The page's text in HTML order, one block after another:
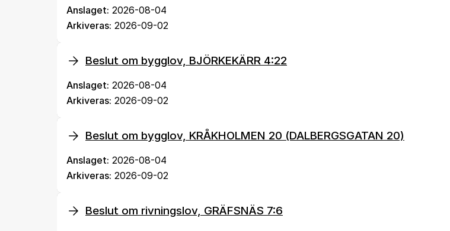
Anslaget: 2026-08-04
Arkiveras: 2026-09-02
Beslut om bygglov, BJÖRKEKÄRR 4:22
Anslaget: 2026-08-04
Arkiveras: 2026-09-02
Beslut om bygglov, KRÅKHOLMEN 20 (DALBERGSGATAN 20)
Anslaget: 2026-08-04
Arkiveras: 2026-09-02
Beslut om rivningslov, GRÄFSNÄS 7:6